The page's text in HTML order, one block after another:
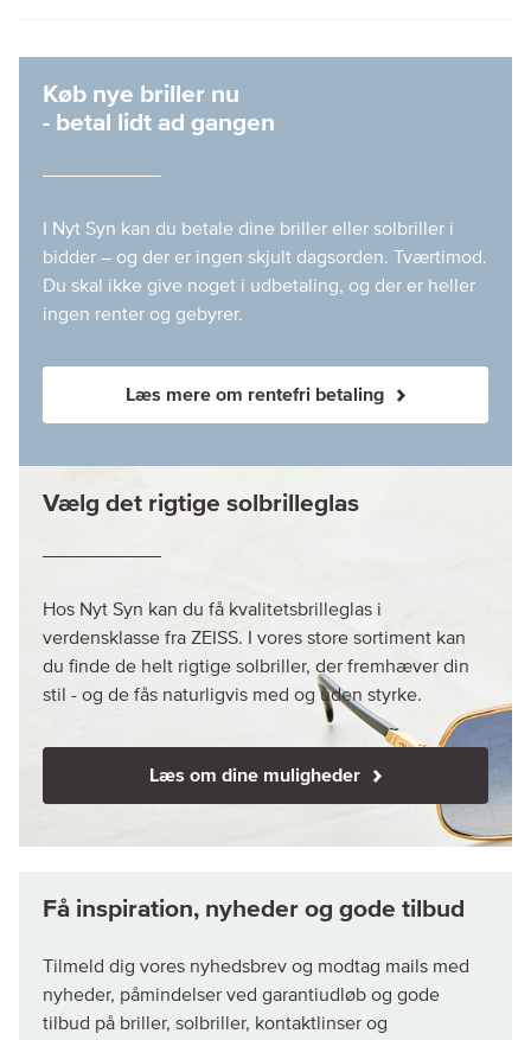
Køb nye briller nu
- betal lidt ad gangen
I Nyt Syn kan du betale dine briller eller solbriller i
bidder – og der er ingen skjult dagsorden. Tværtimod.
Du skal ikke give noget i udbetaling, og der er heller
ingen renter og gebyrer.
Læs mere om rentefri betaling
Vælg det rigtige solbrilleglas
Hos Nyt Syn kan du få kvalitetsbrilleglas i
verdensklasse fra ZEISS. I vores store sortiment kan
du finde de helt rigtige solbriller, der fremhæver din
stil - og de fås naturligvis med og uden styrke.
Læs om dine muligheder
Tilmeld dig vores nyhedsbrev og modtag mails med
nyheder, påmindelser ved garantiudløb og gode
tilbud på briller, solbriller, kontaktlinser og